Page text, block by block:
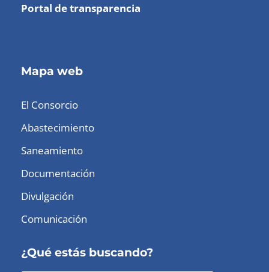
Portal de transparencia
Mapa web
El Consorcio
Abastecimiento
Saneamiento
Documentación
Divulgación
Comunicación
¿Qué estás buscando?